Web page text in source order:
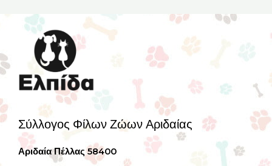
Σύλλογος Φίλων Ζώων Αριδαίας
Αριδαία Πέλλας 58400